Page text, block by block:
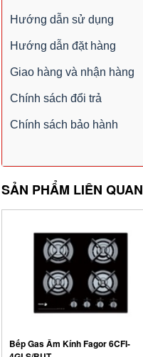
Hướng dẫn sử dụng
Hướng dẫn đặt hàng
Giao hàng và nhận hàng
Chính sách đổi trả
Chính sách bảo hành
SẢN PHẨM LIÊN QUAN
Bếp Gas Âm Kính Fagor 6CFI-